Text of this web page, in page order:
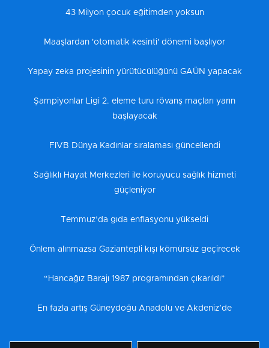
43 Milyon çocuk eğitimden yoksun
Maaşlardan 'otomatik kesinti' dönemi başlıyor
Yapay zeka projesinin yürütücülüğünü GAÜN yapacak
Şampiyonlar Ligi 2. eleme turu rövanş maçları yarın
başlayacak
FIVB Dünya Kadınlar sıralaması güncellendi
Sağlıklı Hayat Merkezleri ile koruyucu sağlık hizmeti
güçleniyor
Temmuz’da gıda enflasyonu yükseldi
Önlem alınmazsa Gaziantepli kışı kömürsüz geçirecek
“Hancağız Barajı 1987 programından çıkarıldı”
En fazla artış Güneydoğu Anadolu ve Akdeniz’de